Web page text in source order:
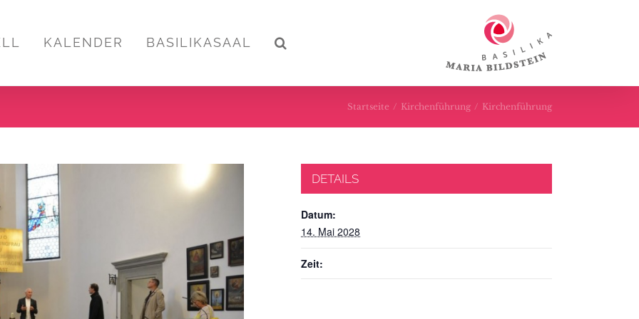
KALENDER BASILIKASAAL
Startseite / Kirchenführung / Kirchenführung
DETAILS
Datum:
14. Mai 2028
Zeit: